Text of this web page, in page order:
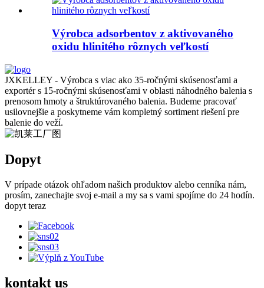
Výrobca adsorbentov z aktivovaného
oxidu hlinitého rôznych veľkostí
JXKELLEY - Výrobca s viac ako 35-ročnými skúsenosťami a
exportér s 15-ročnými skúsenosťami v oblasti náhodného balenia s
prenosom hmoty a štruktúrovaného balenia. Budeme pracovať
usilovnejšie a poskytneme vám kompletný sortiment riešení pre
balenie do veží.
Dopyt
V prípade otázok ohľadom našich produktov alebo cenníka nám,
prosím, zanechajte svoj e-mail a my sa s vami spojíme do 24 hodín.
dopyt teraz
kontakt us